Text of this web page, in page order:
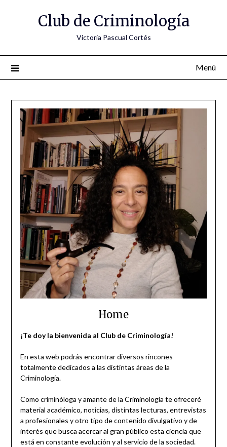
Club de Criminología
Victoria Pascual Cortés
Menú
Home
¡Te doy la bienvenida al Club de Criminología!
En esta web podrás encontrar diversos rincones
totalmente dedicados a las distintas áreas de la
Criminología.
Como criminóloga y amante de la Criminología te ofreceré
material académico, noticias, distintas lecturas, entrevistas
a profesionales y otro tipo de contenido divulgativo y de
interés que busca acercar al gran público esta ciencia que
está en constante evolución y al servicio de la sociedad.